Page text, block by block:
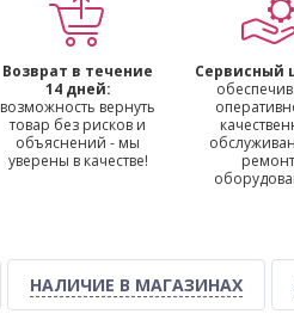
Возврат в течение
14 дней:
возможность вернуть
товар без рисков и
объяснений - мы
уверены в качестве!
Сервисный
ремонт
НАЛИЧИЕ В МАГАЗИНАХ